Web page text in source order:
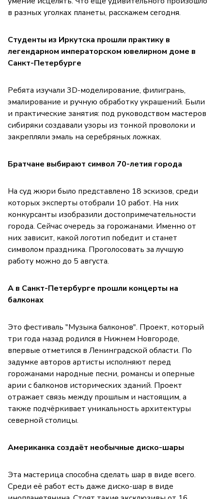
в разных уголках планеты, расскажем сегодня.
Студенты из Иркутска прошли практику в
легендарном императорском ювелирном доме в
Санкт-Петербурге
Ребята изучали 3D-моделирование, филигрань,
эмалирование и ручную обработку украшений. Были
и практические занятия: под руководством мастеров
сибиряки создавали узоры из тонкой проволоки и
закрепляли эмаль на серебряных ложках.
Братчане выбирают символ 70-летия города
На суд жюри было представлено 18 эскизов, среди
которых эксперты отобрали 10 работ. На них
конкурсанты изобразили достопримечательности
города. Сейчас очередь за горожанами. Именно от
них зависит, какой логотип победит и станет
символом праздника. Проголосовать за лучшую
работу можно до 5 августа.
А в Санкт-Петербурге прошли концерты на
балконах
Это фестиваль "Музыка балконов". Проект, который
три года назад родился в Нижнем Новгороде,
впервые отметился в Ленинградской области. По
задумке авторов артисты исполняют перед
горожанами народные песни, романсы и оперные
арии с балконов исторических зданий. Проект
отражает связь между прошлым и настоящим, а
также подчёркивает уникальность архитектуры
северной столицы.
Американка создаёт необычные диско-шары
Эта мастерица способна сделать шар в виде всего.
Среди её работ есть даже диско-шар в виде